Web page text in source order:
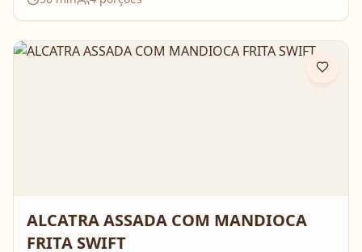
ALCATRA ASSADA COM MANDIOCA
FRITA SWIFT